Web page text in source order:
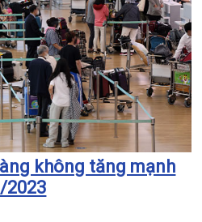
không tăng mạnh
2023